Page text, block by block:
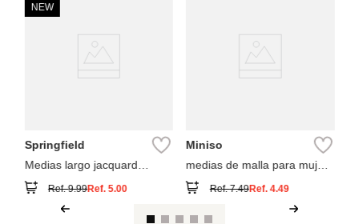
NEW
Springfield
Medias largo jacquard
Ref.9.99Ref.5.00
Miniso
medias de malla para mujer
Ref.7.49Ref.4.49